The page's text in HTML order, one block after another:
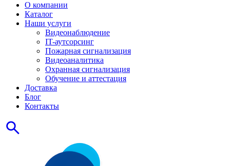
О компании
Каталог
Наши услуги
Видеонаблюдение
IT-аутсорсинг
Пожарная сигнализация
Видеоаналитика
Охранная сигнализация
Обучение и аттестация
Доставка
Блог
Контакты